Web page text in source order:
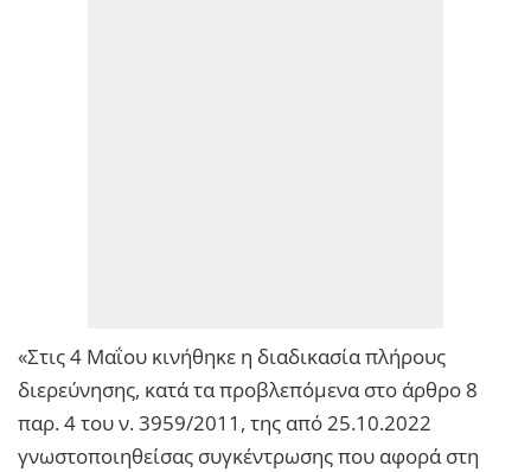
«Στις 4 Μαΐου κινήθηκε η διαδικασία πλήρους
διερεύνησης, κατά τα προβλεπόμενα στο άρθρο 8
παρ. 4 του ν. 3959/2011, της από 25.10.2022
γνωστοποιηθείσας συγκέντρωσης που αφορά στη